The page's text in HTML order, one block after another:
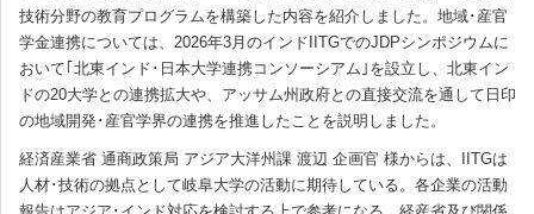
技術分野の教育プログラムを構築した内容を紹介しました。地域･産官
学金連携については、2026年3月のインドIITGでのJDPシンポジウムに
おいて｢北東インド･日本大学連携コンソーシアム｣を設立し、北東イン
ドの20大学との連携拡大や、アッサム州政府との直接交流を通して日印
の地域開発･産官学界の連携を推進したことを説明しました。
経済産業省 通商政策局 アジア大洋州課 渡辺 企画官 様からは、IITGは
人材･技術の拠点として岐阜大学の活動に期待している。各企業の活動